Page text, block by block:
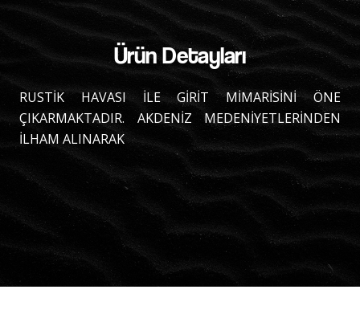
Ürün Detayları
RUSTİK HAVASI İLE GİRİT MİMARİSİNİ ÖNE
ÇIKARMAKTADIR. AKDENİZ MEDENİYETLERİNDEN
İLHAM ALINARAK